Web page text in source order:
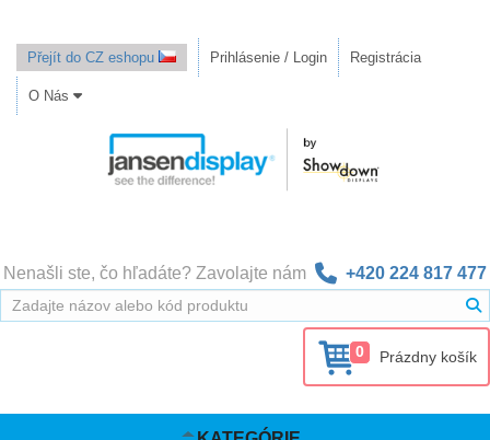
Přejít do CZ eshopu Prihlásenie / Login Registrácia
O Nás
Nenašli ste, čo hľadáte? Zavolajte nám +420 224 817 477
0 Prázdny košík